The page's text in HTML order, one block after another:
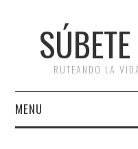
RUTEANDO LA
MENU